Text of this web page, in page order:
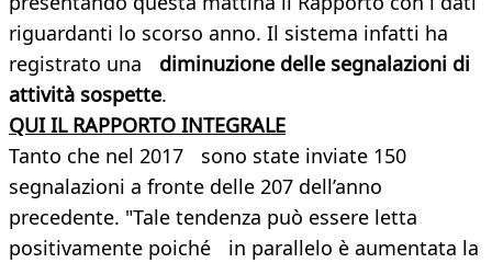
riguardanti lo scorso anno. Il sistema infatti ha
registrato una diminuzione delle segnalazioni di
attività sospette.
QUI IL RAPPORTO INTEGRALE
Tanto che nel 2017 sono state inviate 150
segnalazioni a fronte delle 207 dell’anno
precedente. "Tale tendenza può essere letta
positivamente poiché in parallelo è aumentata la